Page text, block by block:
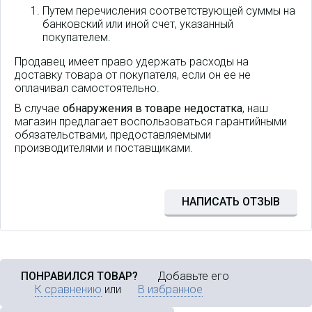
Путем перечисления соответствующей суммы на
банковский или иной счет, указанный
покупателем.
Продавец имеет право удержать расходы на
доставку товара от покупателя, если он ее не
оплачивал самостоятельно.
В случае обнаружения в товаре недостатка, наш
магазин предлагает воспользоваться гарантийными
обязательствами, предоставляемыми
производителями и поставщиками.
НАПИСАТЬ ОТЗЫВ
ПОНРАВИЛСЯ ТОВАР? Добавьте его
К сравнению или В избранное
средних по масштабам сетевых
эффективность в сочетании с
отказоустойчивостью делает